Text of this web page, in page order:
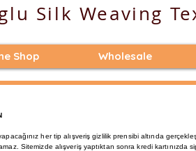
Silk Weaving
Shop Wholesale
her tip alışveriş gizlilik prensibi altında
Sitemizde alışveriş yaptıktan sonra kredi kartınızda